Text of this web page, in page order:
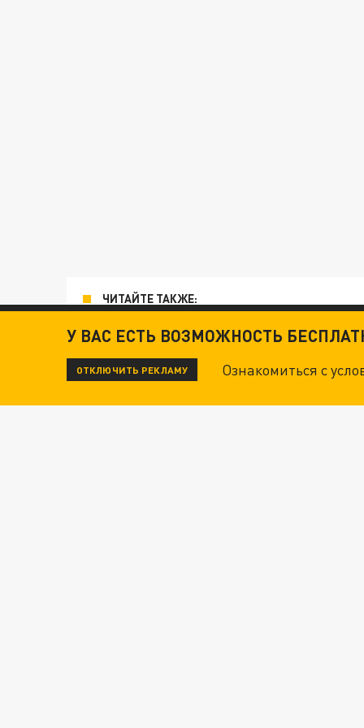
ЧИТАЙТЕ ТАКЖЕ:
ТЕХНОФАШИСТЫ XXI ВЕКА
"КРОТАМИ" БЫЛИ ВСЕ? ТЕРАКТ В ЦЕНТРЕ
У ВАС ЕСТЬ ВОЗМОЖНОСТЬ
ОТКЛЮЧИТЬ РЕКЛАМУ Ознакомиться с